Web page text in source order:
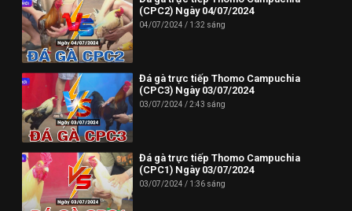
(CPC2) Ngày 04/07/2024
04/07/2024 1:32 sáng
Đá gà trực tiếp Thomo Campuchia
(CPC3) Ngày 03/07/2024
03/07/2024 2:43 sáng
Đá gà trực tiếp Thomo Campuchia
(CPC1) Ngày 03/07/2024
03/07/2024 1:36 sáng